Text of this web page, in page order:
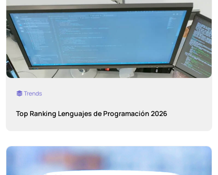
Trends
Top Ranking Lenguajes de Programación 2026